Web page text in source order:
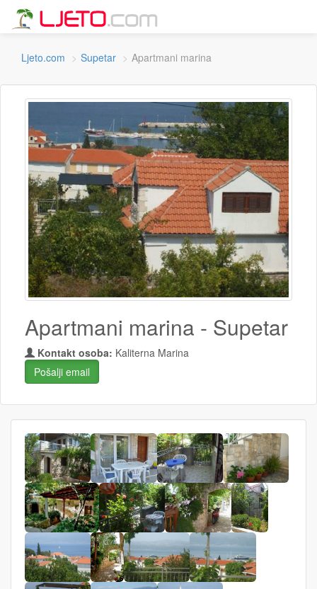
Ljeto.com Supetar Apartmani marina
Apartmani marina - Supetar
Kontakt osoba: Kaliterna Marina
Pošalji email